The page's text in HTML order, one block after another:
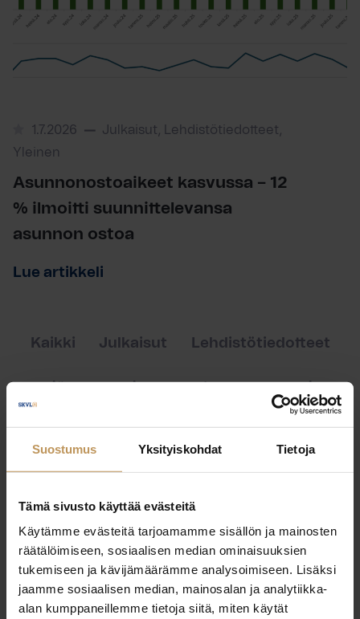
Suostumus Yksityiskohdat Tietoja
Tämä sivusto käyttää evästeitä
Käytämme evästeitä tarjoamamme sisällön ja mainosten
räätälöimiseen, sosiaalisen median ominaisuuksien
tukemiseen ja kävijämäärämme analysoimiseen. Lisäksi
jaamme sosiaalisen median, mainosalan ja analytiikka-
alan kumppaneillemme tietoja siitä, miten käytät
1.7.2026
Julkaisut, Lehdistötiedotteet,
Yleinen
Asunnonostoaikeet kasvussa – 12
% ilmoitti suunnittelevansa
asunnon ostoa
Lue artikkeli
Kaikki Julkaisut Lehdistötiedotteet